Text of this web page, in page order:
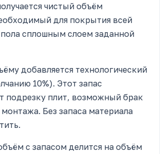
чистый объём
для покрытия всей
сплошным слоем заданной
добавляется технологический
10%). Этот запас
подрезку плит, возможный брак
Без запаса материала
с запасом делится на объём